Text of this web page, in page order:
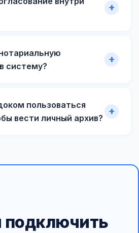
систему?
пользоваться
вести личный архив?
подключить